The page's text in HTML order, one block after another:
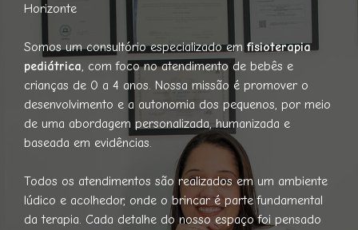
Horizonte
Somos um consultório especializado em fisioterapia
pediátrica, com foco no atendimento de bebês e
crianças de 0 a 4 anos. Nossa missão é promover o
desenvolvimento e a autonomia dos pequenos, por meio
de uma abordagem personalizada, humanizada e
baseada em evidências.
Todos os atendimentos são realizados em um ambiente
lúdico e acolhedor, onde o brincar é parte fundamental
da terapia. Cada detalhe do nosso espaço foi pensado